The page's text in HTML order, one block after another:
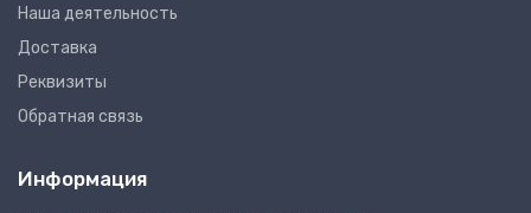
Наша деятельность
Доставка
Реквизиты
Обратная связь
Информация